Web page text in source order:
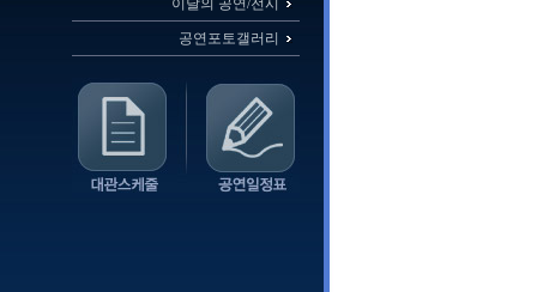
이달의 공연/전시
공연포토갤러리